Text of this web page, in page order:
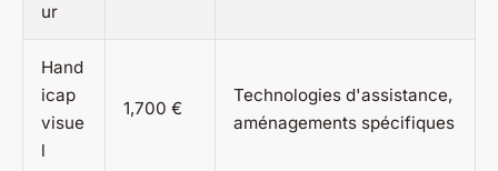
ur
Hand
icap
visue
l
1,700 €
Technologies d'assistance,
aménagements spécifiques